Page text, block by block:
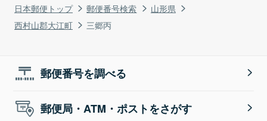
日本郵便トップ 郵便番号検索
山形県
西村山郡大江町
三郷丙
郵便番号を調べる
郵便局・ATM・ポストをさがす